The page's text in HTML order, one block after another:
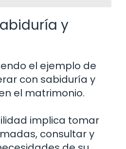
y
el ejemplo de
con sabiduría y
el matrimonio.
implica tomar
consultar y